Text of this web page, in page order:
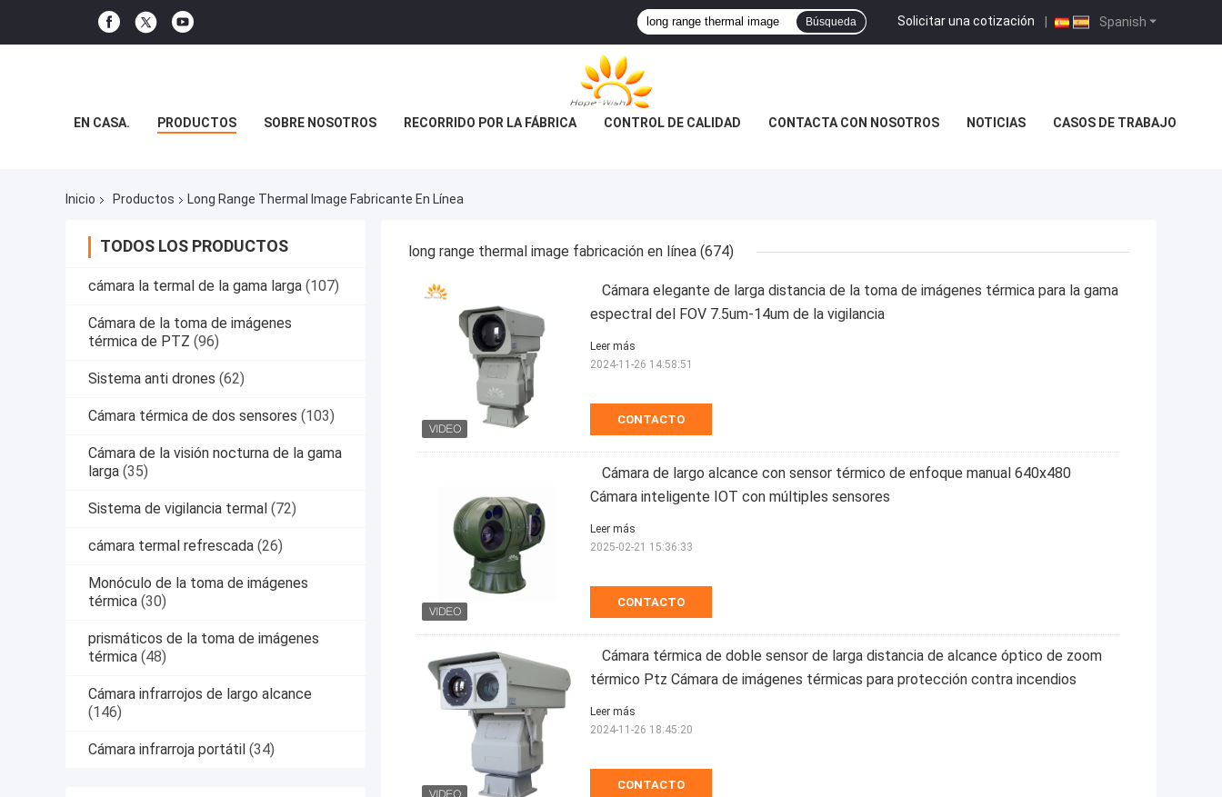
Spanish
Solicitar una cotización |
Búsqueda
EN CASA. PRODUCTOS SOBRE NOSOTROS RECORRIDO POR LA FÁBRICA CONTROL DE CALIDAD CONTACTA CON NOSOTROS NOTICIAS CASOS DE TRABAJO
Inicio Productos Long Range Thermal Image Fabricante En Línea
TODOS LOS PRODUCTOS
cámara la termal de la gama larga (107)
Cámara de la toma de imágenes
térmica de PTZ (96)
Sistema anti drones (62)
Cámara térmica de dos sensores (103)
Cámara de la visión nocturna de la gama
larga (35)
Sistema de vigilancia termal (72)
cámara termal refrescada (26)
Monóculo de la toma de imágenes
térmica (30)
prismáticos de la toma de imágenes
térmica (48)
Cámara infrarrojos de largo alcance
(146)
Cámara infrarroja portátil (34)
long range thermal image fabricación en línea (674)
Cámara elegante de larga distancia de la toma de imágenes térmica para la gama
espectral del FOV 7.5um-14um de la vigilancia
CONTACTO
Leer más
2024-11-26 14:58:51
Cámara de largo alcance con sensor térmico de enfoque manual 640x480
Cámara inteligente IOT con múltiples sensores
CONTACTO
Leer más
2025-02-21 15:36:33
Cámara térmica de doble sensor de larga distancia de alcance óptico de zoom
térmico Ptz Cámara de imágenes térmicas para protección contra incendios
CONTACTO
Leer más
2024-11-26 18:45:20